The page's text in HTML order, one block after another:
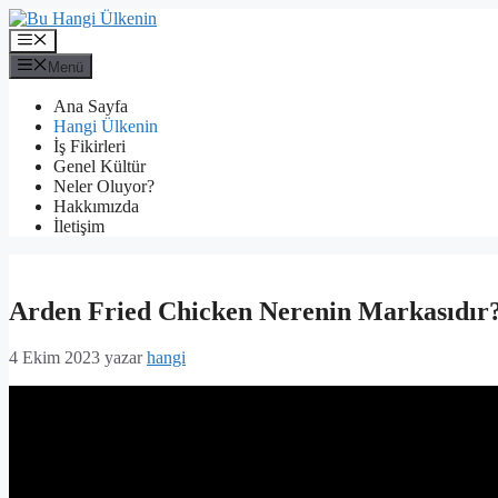
İçeriğe
atla
Menü
Menü
Ana Sayfa
Hangi Ülkenin
İş Fikirleri
Genel Kültür
Neler Oluyor?
Hakkımızda
İletişim
Arden Fried Chicken Nerenin
4 Ekim 2023 yazarhangi